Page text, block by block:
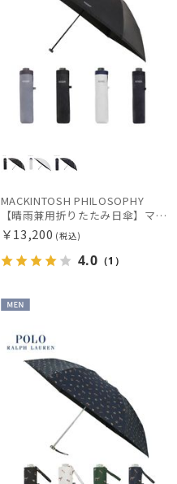
MACKINTOSH PHILOSOPHY
【晴雨兼用折りたたみ日傘】マッキントッシュ フィロソフィー (MACKINTOSH PHILOSOPHY) 無地グログランテープ 雨の日OK 軽量 一級遮光99.99% 遮熱 UV 晴雨兼用
￥13,200 (税込)
4.0 （1）